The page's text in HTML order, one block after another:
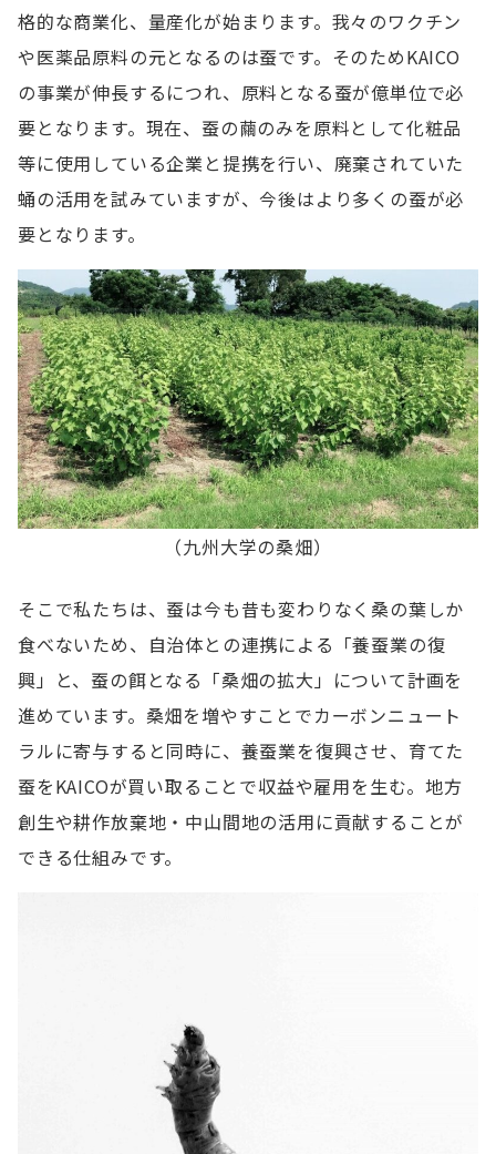
格的な商業化、量産化が始まります。我々のワクチン
や医薬品原料の元となるのは蚕です。そのためKAICO
の事業が伸長するにつれ、原料となる蚕が億単位で必
要となります。現在、蚕の繭のみを原料として化粧品
等に使用している企業と提携を行い、廃棄されていた
蛹の活用を試みていますが、今後はより多くの蚕が必
要となります。
（九州大学の桑畑）
そこで私たちは、蚕は今も昔も変わりなく桑の葉しか
食べないため、自治体との連携による「養蚕業の復
興」と、蚕の餌となる「桑畑の拡大」について計画を
進めています。桑畑を増やすことでカーボンニュート
ラルに寄与すると同時に、養蚕業を復興させ、育てた
蚕をKAICOが買い取ることで収益や雇用を生む。地方
創生や耕作放棄地・中山間地の活用に貢献することが
できる仕組みです。